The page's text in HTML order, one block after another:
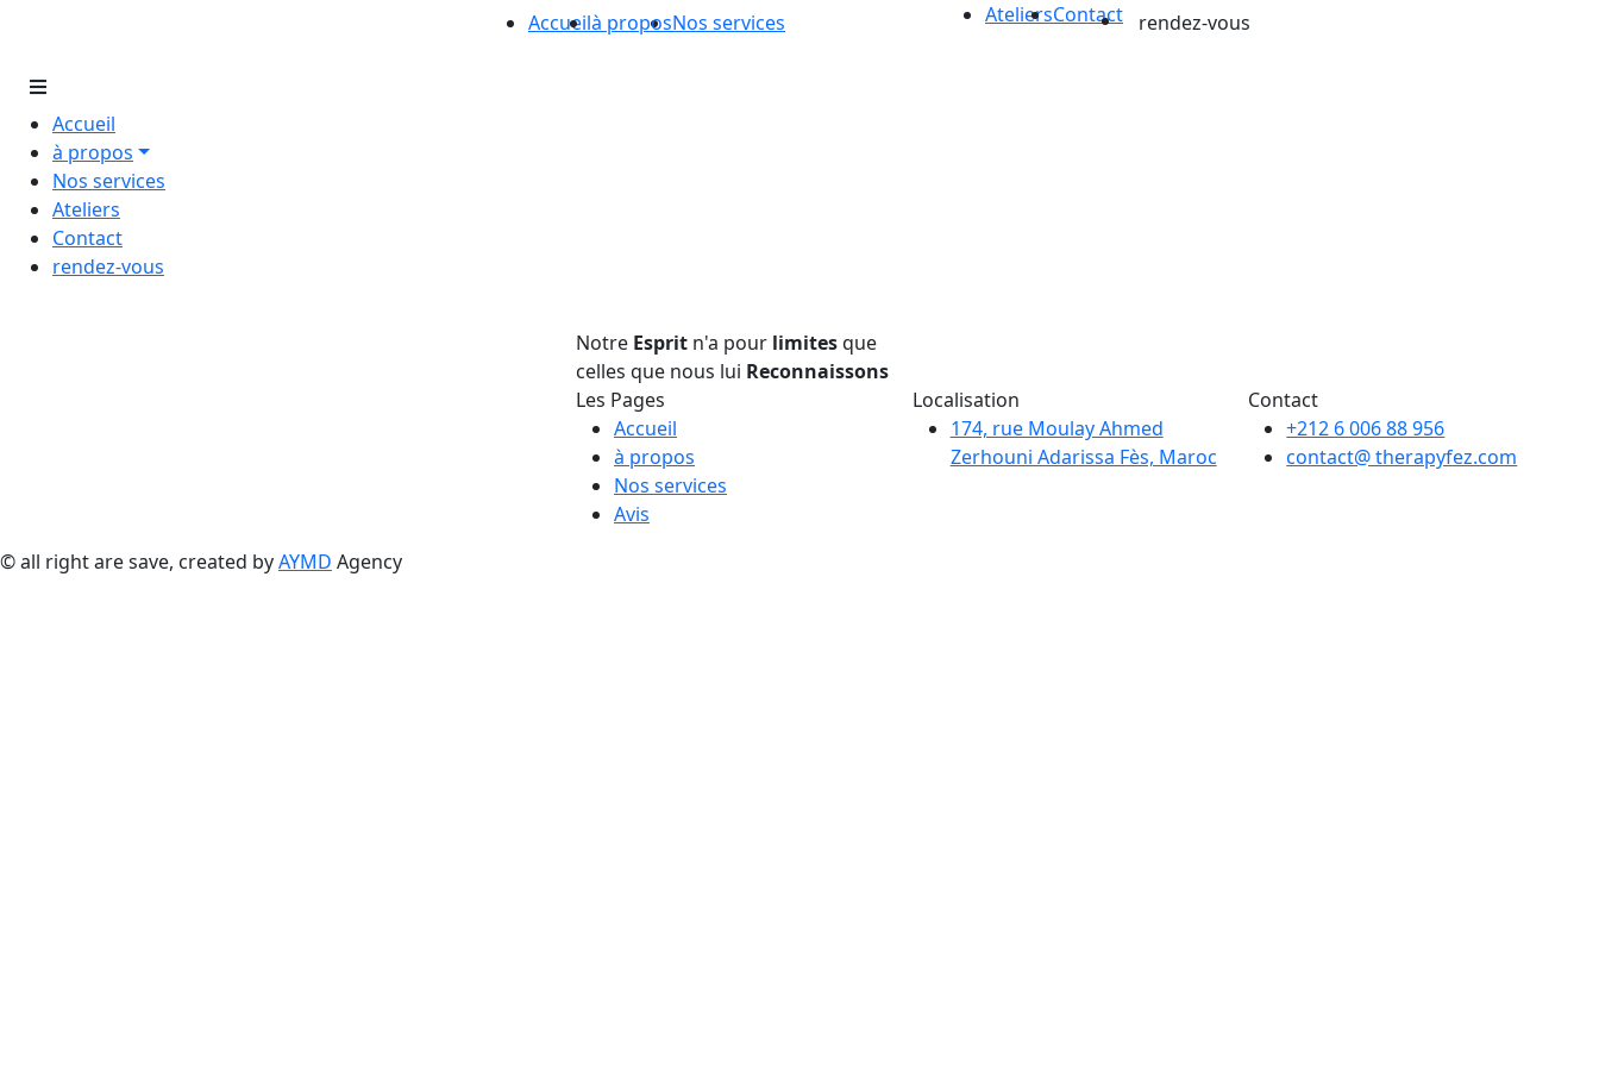
Nos services
à propos
Accueil AteliersContact rendez-vous
Accueil
à propos
Nos services
Ateliers
Contact
rendez-vous
Notre Esprit n'a pour limitesque
celles que nous lui Reconnaissons
Les Pages
Accueil
à propos
Nos services
Avis
Localisation
174, rue Moulay Ahmed
Zerhouni Adarissa Fès, Maroc
Contact
+212 6 006 88 956
contact@ therapyfez.com
© all right are save, created byAYMD Agency